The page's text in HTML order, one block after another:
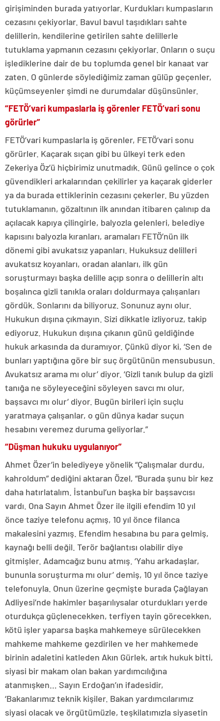
girişiminden burada yatıyorlar. Kurdukları kumpasların
cezasını çekiyorlar. Bavul bavul taşıdıkları sahte
delillerin, kendilerine getirilen sahte delillerle
tutuklama yapmanın cezasını çekiyorlar. Onların o suçu
işlediklerine dair de bu toplumda genel bir kanaat var
zaten. O günlerde söylediğimiz zaman gülüp geçenler,
küçümseyenler şimdi ne durumdalar düşünsünler.
“FETÖ’vari kumpaslarla iş görenler FETÖ’vari sonu
görürler”
FETÖ’vari kumpaslarla iş görenler, FETÖ’vari sonu
görürler. Kaçarak sıçan gibi bu ülkeyi terk eden
Zekeriya Öz’ü hiçbirimiz unutmadık. Günü gelince o çok
güvendikleri arkalarından çekilirler ya kaçarak giderler
ya da burada ettiklerinin cezasını çekerler. Bu yüzden
tutuklamanın, gözaltının ilk anından itibaren çalınıp da
açılacak kapıya çilingirle, balyozla gelenleri, belediye
kapısını balyozla kıranları, aramaları FETÖ’nün ilk
dönemi gibi avukatsız yapanları. Hukuksuz delilleri
avukatsız koyanları, oradan alanları, ilk gün
soruşturmayı başka delille açıp sonra o delillerin altı
boşalınca gizli tanıkla oraları doldurmaya çalışanları
gördük. Sonlarını da biliyoruz. Sonunuz aynı olur.
Hukukun dışına çıkmayın. Sizi dikkatle izliyoruz, takip
ediyoruz. Hukukun dışına çıkanın günü geldiğinde
hukuk arkasında da duramıyor. Çünkü diyor ki, ‘Sen de
bunları yaptığına göre bir suç örgütünün mensubusun.
Avukatsız arama mı olur’ diyor. ‘Gizli tanık bulup da gizli
tanığa ne söyleyeceğini söyleyen savcı mı olur,
başsavcı mı olur’ diyor. Bugün birileri için suçlu
yaratmaya çalışanlar, o gün dünya kadar suçun
hesabını veremez duruma geliyorlar.”
“Düşman hukuku uygulanıyor”
Ahmet Özer’in belediyeye yönelik “Çalışmalar durdu,
kahroldum” dediğini aktaran Özel, “Burada şunu bir kez
daha hatırlatalım. İstanbul’un başka bir başsavcısı
vardı. Ona Sayın Ahmet Özer ile ilgili efendim 10 yıl
önce taziye telefonu açmış, 10 yıl önce filanca
makalesini yazmış. Efendim hesabına bu para gelmiş,
kaynağı belli değil. Terör bağlantısı olabilir diye
gitmişler. Adamcağız bunu atmış. ‘Yahu arkadaşlar,
bununla soruşturma mı olur’ demiş, 10 yıl önce taziye
telefonuyla. Onun üzerine geçmişte burada Çağlayan
Adliyesi’nde hakimler başarılıysalar oturdukları yerde
oturdukça güçlenecekken, terfiyen tayin görecekken,
kötü işler yaparsa başka mahkemeye sürülecekken
mahkeme mahkeme gezdirilen ve her mahkemede
birinin adaletini katleden Akın Gürlek, artık hukuk bitti,
siyasi bir makam olan bakan yardımcılığına
atanmışken… Sayın Erdoğan’ın ifadesidir,
‘Bakanlarımız teknik kişiler. Bakan yardımcılarımız
siyasi olacak ve örgütümüzle, teşkilatımızla siyasetin